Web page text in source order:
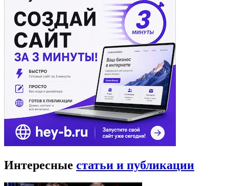
Интересные статьи и публикации